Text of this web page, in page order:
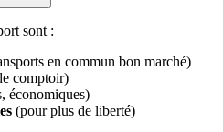
sont :
en commun bon marché)
comptoir)
économiques)
(pour plus de liberté)